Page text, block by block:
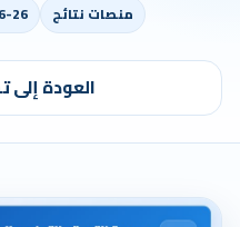
منصات نتائج 26
العودة إلى